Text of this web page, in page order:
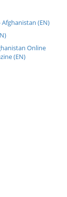
Afghanistan (EN)
Online
(EN)